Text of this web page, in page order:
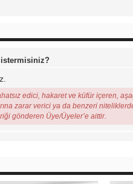
istermisiniz?
edici, hakaret ve küfür içeren,
zarar verici ya da benzeri
gönderen Üye/Üyeler’e aittir.